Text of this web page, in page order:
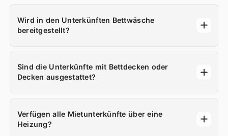
Wird in den Unterkünften Bettwäsche
bereitgestellt?
Sind die Unterkünfte mit Bettdecken oder
Decken ausgestattet?
Verfügen alle Mietunterkünfte über eine
Heizung?